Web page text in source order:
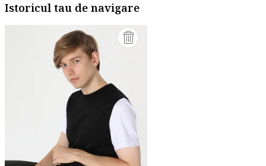
Istoricul tau de navigare